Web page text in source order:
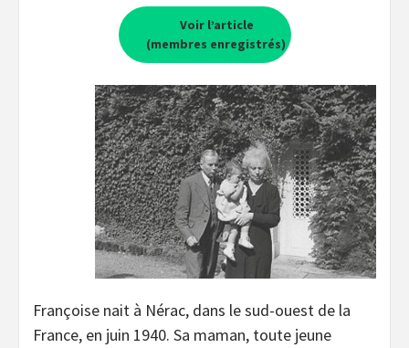
Voir l’article
(membres enregistrés)
Françoise nait à Nérac, dans le sud-ouest de la
France, en juin 1940. Sa maman, toute jeune